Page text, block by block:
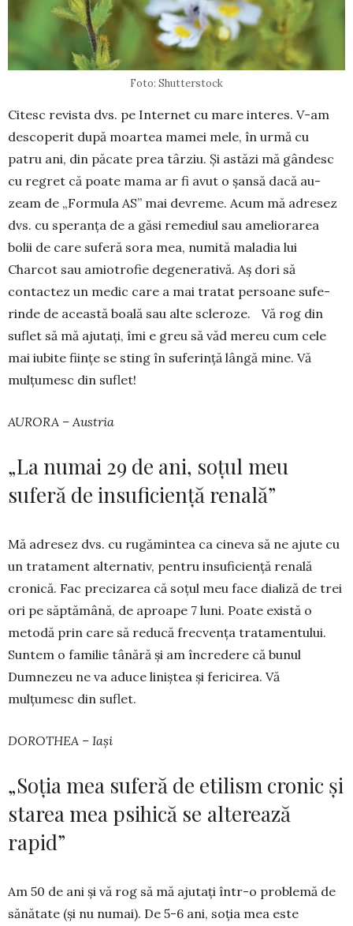
Foto: Shutterstock
Citesc revista dvs. pe Internet cu mare interes. V-am
descoperit după moartea mamei mele, în urmă cu
patru ani, din păcate prea târziu. Și astăzi mă gân­desc
cu regret că poate mama ar fi avut o șansă dacă au­
zeam de „Formula AS” mai de­vre­me. Acum mă adre­sez
dvs. cu speranța de a găsi remediul sau ame­liorarea
bolii de care suferă sora mea, nu­mită maladia lui
Charcot sau amio­trofie degenerativă. Aș dori să
contactez un medic care a mai tratat persoane sufe­
rinde de această boală sau alte scleroze. Vă rog din
suflet să mă aju­tați, îmi e greu să văd mereu cum cele
mai iubite ființe se sting în suferință lângă mine. Vă
mulțumesc din suflet!
AURORA – Austria
„La numai 29 de ani, soțul meu
suferă de insuficiență renală”
Mă adresez dvs. cu rugămintea ca cineva să ne ajute cu
un tratament alternativ, pentru in­su­fi­ciență renală
cronică. Fac precizarea că soțul meu face dializă de trei
ori pe săptămână, de aproa­pe 7 luni. Poate există o
metodă prin care să reducă frec­vența tratamentului.
Suntem o fa­mi­lie tânără și am în­­credere că bunul
Dumnezeu ne va aduce liniștea și fe­ricirea. Vă
mulțumesc din suflet.
DOROTHEA – Iași
„Soția mea suferă de etilism cronic și
starea mea psihică se alterează
rapid”
Am 50 de ani și vă rog să mă ajutați într-o pro­blemă de
sănătate (și nu numai). De 5-6 ani, soția mea este